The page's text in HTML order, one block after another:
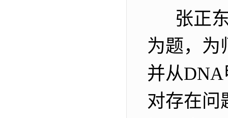
张正
为题，为
并从DNA
对存在问